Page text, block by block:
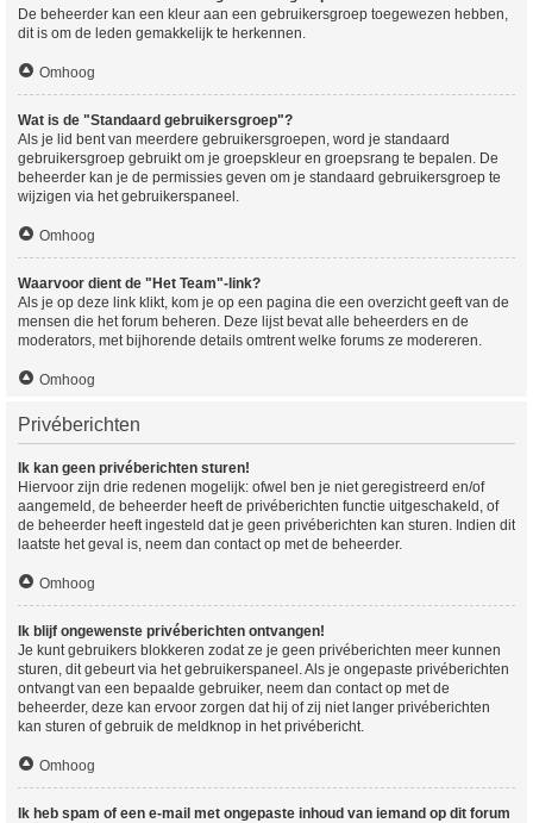
De beheerder kan een kleur aan een gebruikersgroep toegewezen hebben,
dit is om de leden gemakkelijk te herkennen.
Omhoog
Wat is de "Standaard gebruikersgroep"?
Als je lid bent van meerdere gebruikersgroepen, word je standaard
gebruikersgroep gebruikt om je groepskleur en groepsrang te bepalen. De
beheerder kan je de permissies geven om je standaard gebruikersgroep te
wijzigen via het gebruikerspaneel.
Omhoog
Waarvoor dient de "Het Team"-link?
Als je op deze link klikt, kom je op een pagina die een overzicht geeft van de
mensen die het forum beheren. Deze lijst bevat alle beheerders en de
moderators, met bijhorende details omtrent welke forums ze modereren.
Omhoog
Privéberichten
Ik kan geen privéberichten sturen!
Hiervoor zijn drie redenen mogelijk: ofwel ben je niet geregistreerd en/of
aangemeld, de beheerder heeft de privéberichten functie uitgeschakeld, of
de beheerder heeft ingesteld dat je geen privéberichten kan sturen. Indien dit
laatste het geval is, neem dan contact op met de beheerder.
Omhoog
Ik blijf ongewenste privéberichten ontvangen!
Je kunt gebruikers blokkeren zodat ze je geen privéberichten meer kunnen
sturen, dit gebeurt via het gebruikerspaneel. Als je ongepaste privéberichten
ontvangt van een bepaalde gebruiker, neem dan contact op met de
beheerder, deze kan ervoor zorgen dat hij of zij niet langer privéberichten
kan sturen of gebruik de meldknop in het privébericht.
Omhoog
Ik heb spam of een e-mail met ongepaste inhoud van iemand op dit forum